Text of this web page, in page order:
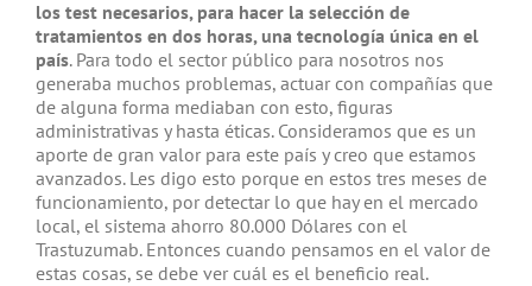
los test necesarios, para hacer la selección de
tratamientos en dos horas, una tecnología única en el
país. Para todo el sector público para nosotros nos
generaba muchos problemas, actuar con compañías que
de alguna forma mediaban con esto, figuras
administrativas y hasta éticas. Consideramos que es un
aporte de gran valor para este país y creo que estamos
avanzados. Les digo esto porque en estos tres meses de
funcionamiento, por detectar lo que hay en el mercado
local, el sistema ahorro 80.000 Dólares con el
Trastuzumab. Entonces cuando pensamos en el valor de
estas cosas, se debe ver cuál es el beneficio real.